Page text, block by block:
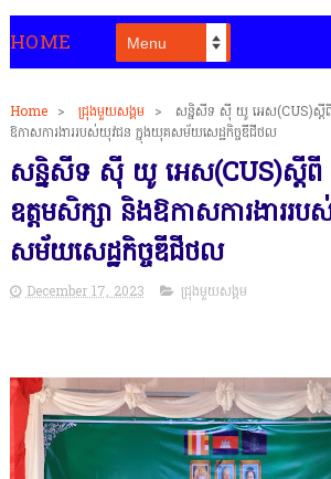
HOME
Home > ជ្រុងមួយសង្គម >
សន្និសីទ សុី យូ អេស(CUS)ស្តី
ឱកាសការងាររបស់យុវជន ក្នុងយុគសម័យសេដ្ឋកិច្ចឌីជីថល
សន្និសីទ សុី យូ អេស(CUS)ស្តី
ឧត្តមសិក្សា និងឱកាសការងាររ
សម័យសេដ្ឋកិច្ចឌីជីថល
December 17, 2023 ជ្រុងមួយសង្គម